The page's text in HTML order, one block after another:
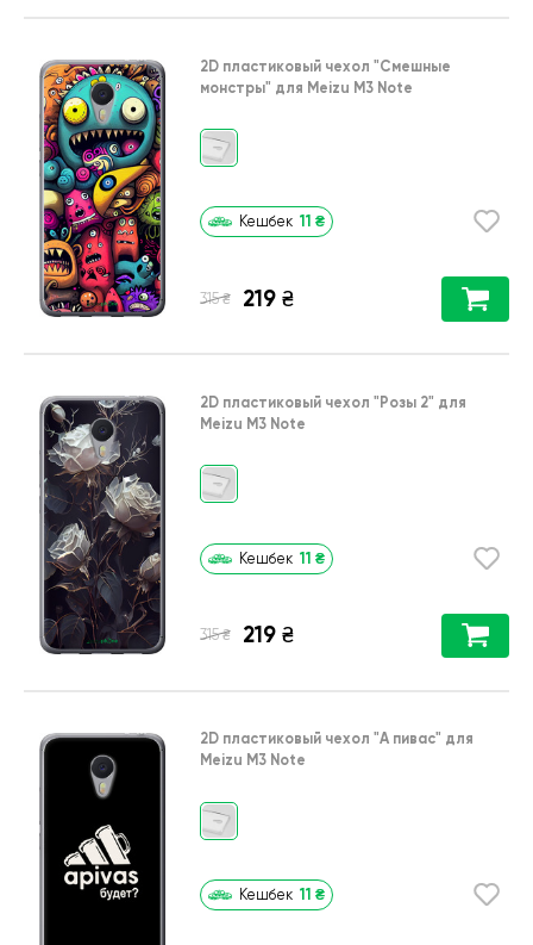
2D пластиковый чехол "Cмешные
монстры" для Meizu M3 Note
Кешбек 11 ₴
315 ₴ 219 ₴
2D пластиковый чехол "Розы 2" для
Meizu M3 Note
Кешбек 11 ₴
315 ₴ 219 ₴
2D пластиковый чехол "А пивас" для
Meizu M3 Note
Кешбек 11 ₴